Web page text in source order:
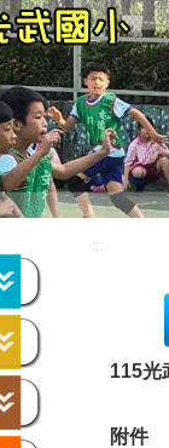
:::
115光
附件